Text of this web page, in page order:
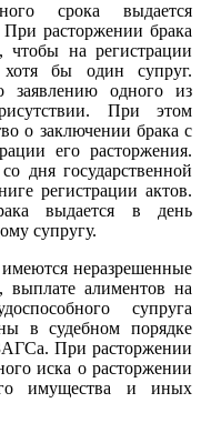
срока выдается
При расторжении брака
чтобы на регистрации
хотя бы один супруг.
заявлению одного из
При этом
о заключении брака с
его расторжения.
дня государственной
регистрации актов.
выдается в день
супругу.
неразрешенные
выплате алиментов на
супруга
в судебном порядке
При расторжении
иска о расторжении
имущества и иных